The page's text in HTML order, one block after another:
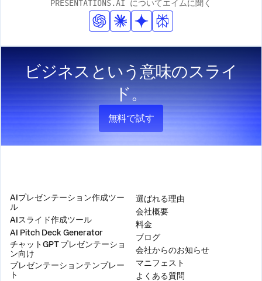
PRESENTATIONS.AI についてエイムに聞く
ビジネスという意味のスライ
ド。
無料で試す
AIプレゼンテーション作成ツー
ル
AIスライド作成ツール
AI Pitch Deck Generator
チャットGPT プレゼンテーショ
ン向け
プレゼンテーションテンプレー
ト
選ばれる理由
会社概要
料金
ブログ
会社からのお知らせ
マニフェスト
よくある質問